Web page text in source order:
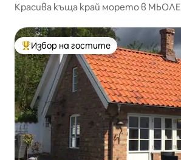
Красива къща край морето в МЬОЛЕ
Най-популярен избор на гостите
Избор на гостите